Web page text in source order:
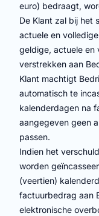
euro) bedraagt,
De Klant zal bij het
actuele en
geldige, actuele en
verstrekken aan
Klant machtigt
automatisch te
kalenderdagen na
aangegeven geen
passen.
Indien het
worden
(veertien)
factuurbedrag aan
elektronische